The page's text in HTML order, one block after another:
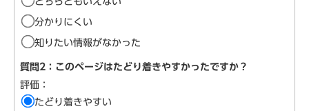
分かりにくい
知りたい情報がなかった
質問2：このページはたどり着きやすかったですか？
評価：
たどり着きやすい